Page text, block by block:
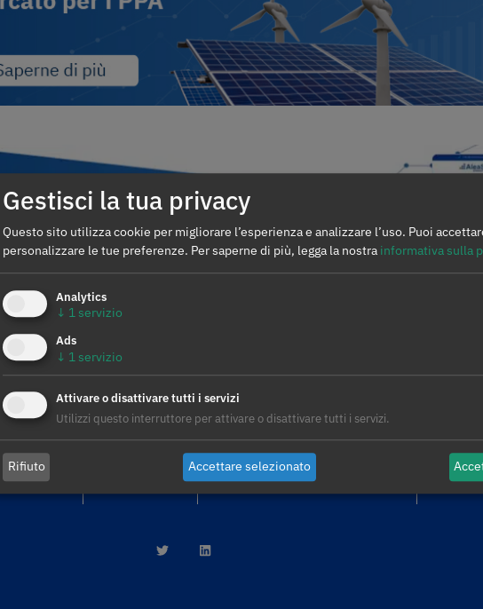
Mercati Informativa sulla Privacy
Gestisci la tua privacy
Questo sito utilizza cookie per migliorare l’esperienza e analizzare l’uso. Puoi
personalizzare le tue preferenze. Per saperne di più, legga la nostra informativa sulla
Analytics
↓ 1 servizio
Ads
↓ 1 servizio
Attivare o disattivare tutti i servizi
Utilizzi questo interruttore per attivare o disattivare tutti i servizi.
Rifiuto Accettare selezionato